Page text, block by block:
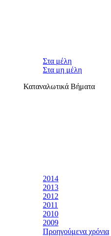
Στα μέλη
Στα μη μέλη
Καταναλωτικά Βήματα
2014
2013
2012
2011
2010
2009
Προηγούμενα χρόνια